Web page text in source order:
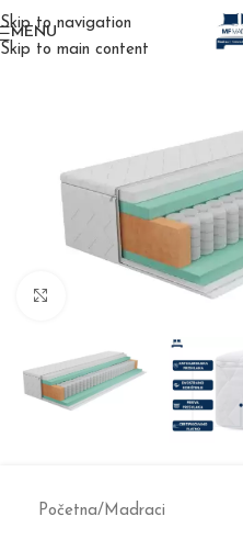
Skip to navigation
Skip to main content
MENU
Početna/ Madraci